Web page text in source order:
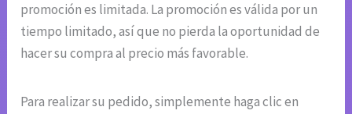
promoción es limitada. La promoción es válida por un
tiempo limitado, así que no pierda la oportunidad de
hacer su compra al precio más favorable.
Para realizar su pedido, simplemente haga clic en